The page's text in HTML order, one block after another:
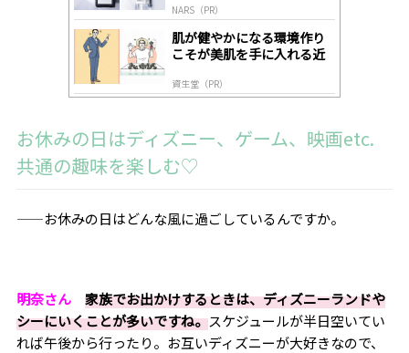
NARS（PR）
肌が健やかになる環境作り
こそが美肌を手に入れる近
資生堂（PR）
お休みの日はディズニー、ゲーム、映画etc.
共通の趣味を楽しむ♡
——お休みの日はどんな風に過ごしているんですか。
明奈さん
家族でお出かけするときは、ディズニーランドや
シーにいくことが多いですね。スケジュールが半日空いてい
れば午後から行ったり。お互いディズニーが大好きなので、